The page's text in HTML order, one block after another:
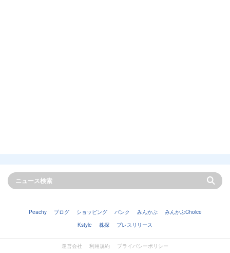
Peachy ブログ ショッピング バンク みんかぶ
みんかぶChoice
Kstyle
株探 プレスリリース
運営会社 利用規約 プライバシーポリシー